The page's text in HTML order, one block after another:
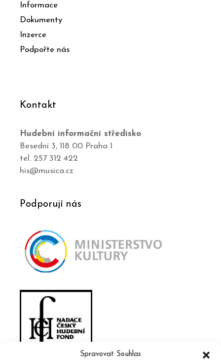
Spravovat Souhlas
Informace
Dokumenty
Inzerce
Podpořte nás
Kontakt
Hudební informační středisko
Besední 3, 118 00 Praha 1
tel. 257 312 422
his@musica.cz
Podporují nás